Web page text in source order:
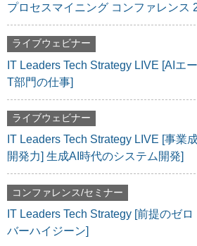
プロセスマイニング コンファレンス
ライブウェビナー
IT Leaders Tech Strategy LIVE [AIエ
T部門の仕事]
ライブウェビナー
IT Leaders Tech Strategy LIVE [事業
開発力] 生成AI時代のシステム開発]
コンファレンス/セミナー
IT Leaders Tech Strategy [前提のゼ
バーハイジーン]